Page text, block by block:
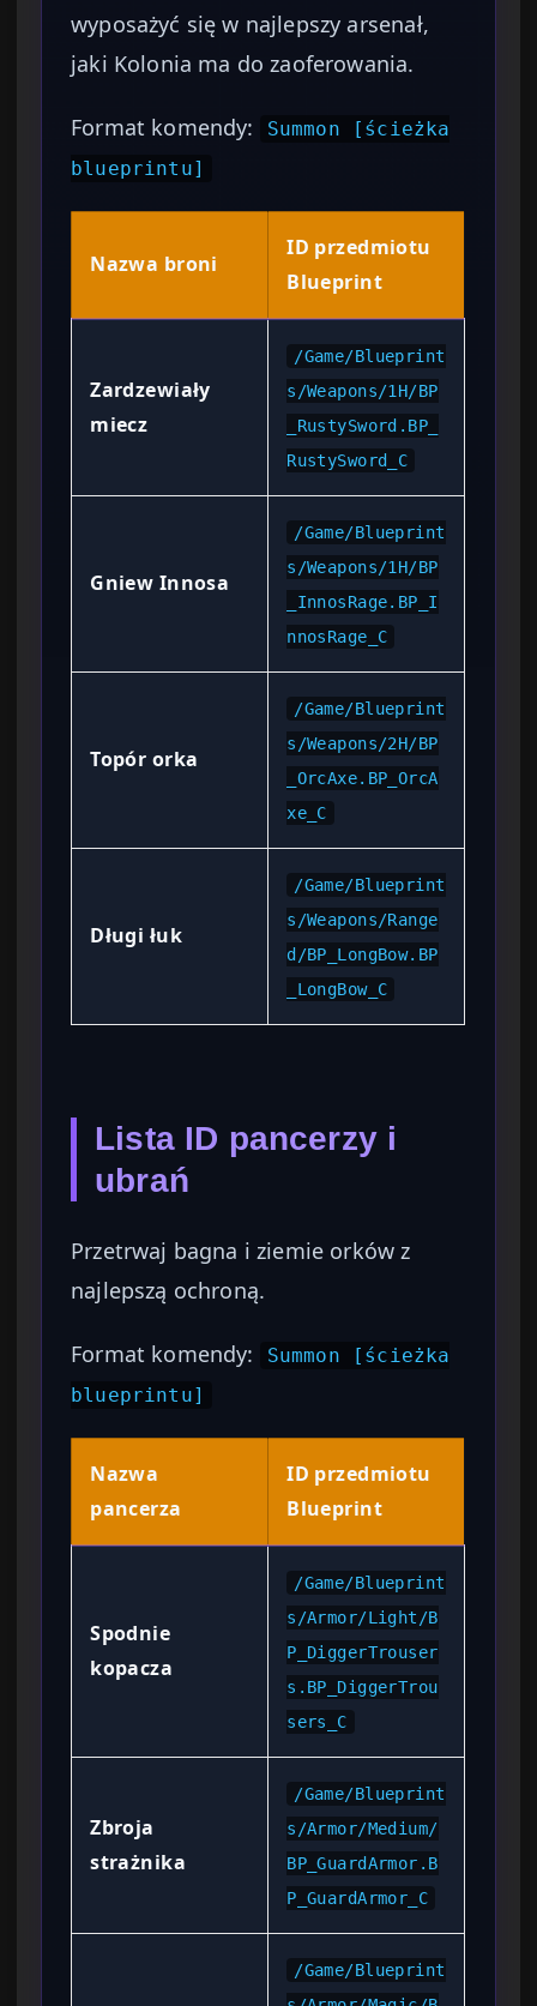
wyposażyć się w najlepszy arsenał,
jaki Kolonia ma do zaoferowania.
Format komendy:
Summon [ścieżka
blueprintu]
Nazwa broni
ID przedmiotu
Blueprint
Zardzewiały
miecz
/Game/Blueprint
s/Weapons/1H/BP
_RustySword.BP_
RustySword_C
Gniew Innosa
/Game/Blueprint
s/Weapons/1H/BP
_InnosRage.BP_I
nnosRage_C
Topór orka
/Game/Blueprint
s/Weapons/2H/BP
_OrcAxe.BP_OrcA
xe_C
Długi łuk
/Game/Blueprint
s/Weapons/Range
d/BP_LongBow.BP
_LongBow_C
Lista ID pancerzy i
ubrań
Przetrwaj bagna i ziemie orków z
najlepszą ochroną.
Format komendy:
Summon [ścieżka
blueprintu]
Nazwa
pancerza
ID przedmiotu
Blueprint
Spodnie
kopacza
/Game/Blueprint
s/Armor/Light/B
P_DiggerTrouser
s.BP_DiggerTrou
sers_C
Zbroja
strażnika
/Game/Blueprint
s/Armor/Medium/
BP_GuardArmor.B
P_GuardArmor_C
/Game/Blueprint